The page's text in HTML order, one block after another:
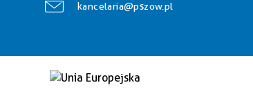
kancelaria@pszow.pl